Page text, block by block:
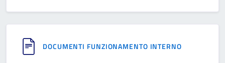
DOCUMENTI FUNZIONAMENTO INTERNO